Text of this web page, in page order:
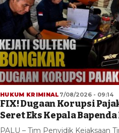
HUKUM KRIMINAL 7/08/2026 - 09:14
FIX! Dugaan Korupsi
Seret Eks Kepala
PALU – Tim Penyidik Kejaksaan